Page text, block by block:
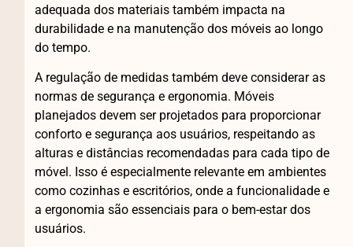
adequada dos materiais também impacta na
durabilidade e na manutenção dos móveis ao longo
do tempo.
A regulação de medidas também deve considerar as
normas de segurança e ergonomia. Móveis
planejados devem ser projetados para proporcionar
conforto e segurança aos usuários, respeitando as
alturas e distâncias recomendadas para cada tipo de
móvel. Isso é especialmente relevante em ambientes
como cozinhas e escritórios, onde a funcionalidade e
a ergonomia são essenciais para o bem-estar dos
usuários.